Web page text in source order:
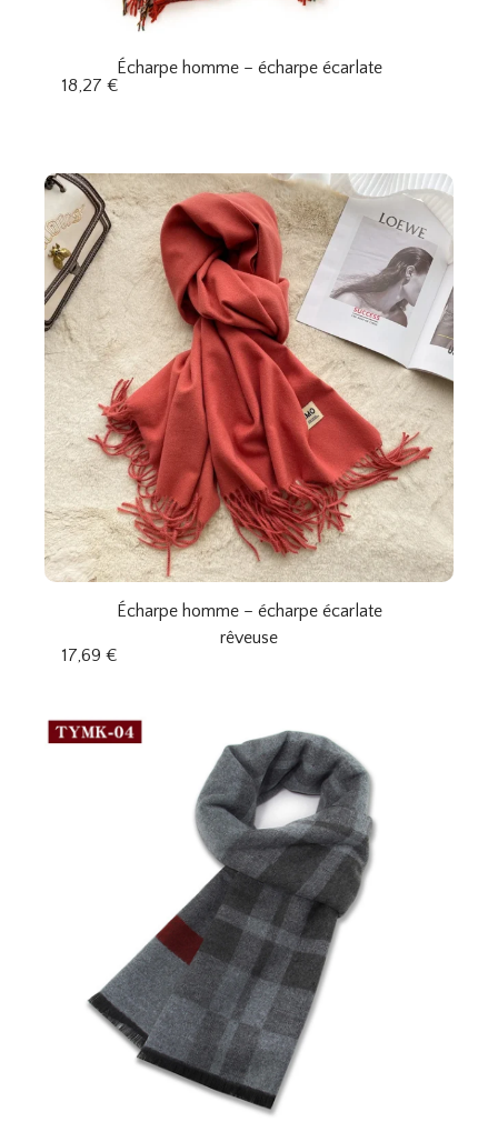
Écharpe homme – écharpe écarlate
18,27 €
Écharpe homme – écharpe écarlate
rêveuse
17,69 €